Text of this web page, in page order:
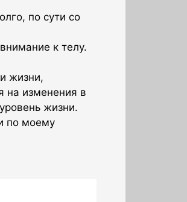
по сути со
к телу.
жизни,
на изменения в
жизни.
по моему